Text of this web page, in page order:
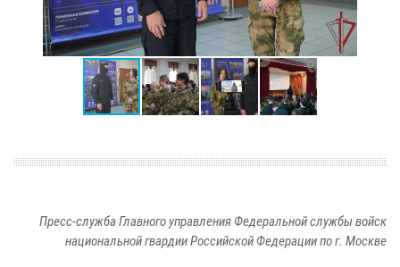
Пресс-служба Главного управления Федеральной службы войск
национальной гвардии Российской Федерации по г. Москве